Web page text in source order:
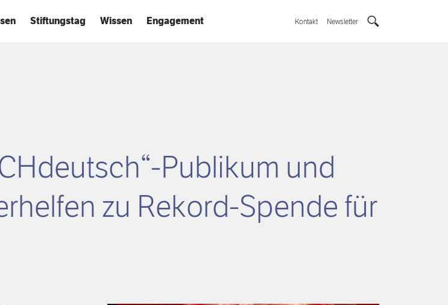
Stiftungstag Wissen Engagement Kontakt Newsletter
Publikum und
zu Rekord-Spende für